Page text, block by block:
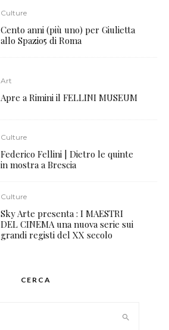
Culture
Cento anni (più uno) per Giulietta
allo Spazio5 di Roma
Art
Apre a Rimini il FELLINI MUSEUM
Culture
Federico Fellini | Dietro le quinte
in mostra a Brescia
Culture
Sky Arte presenta : I MAESTRI
DEL CINEMA una nuova serie sui
grandi registi del XX secolo
CERCA